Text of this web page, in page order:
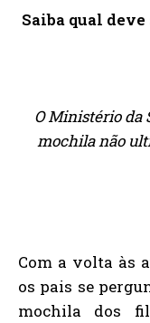
Saiba qual
O Ministério da
mochila não
Com a volta às
os pais se
mochila dos